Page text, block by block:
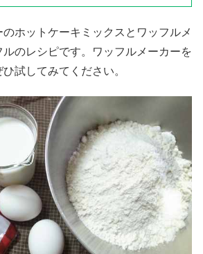
ホットケーキミックスとワッフルメ
のレシピです。ワッフルメーカーを
試してみてください。